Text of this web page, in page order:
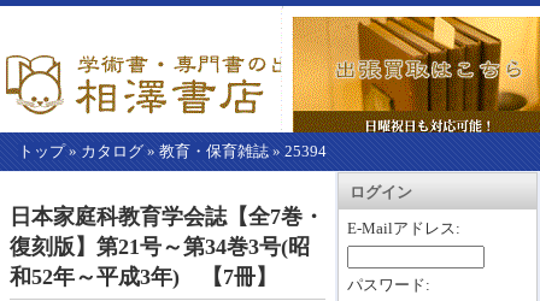
トップ» カタログ » 教育・保育雑誌 » 25394
カートを見る
ログイン
E-Mailアドレス:
パスワード:
こ
か
ら
本
文】
日本家庭科教育学会誌【全7巻・
復刻版】第21号～第34巻3号(昭
和52年～平成3年) 【7冊】